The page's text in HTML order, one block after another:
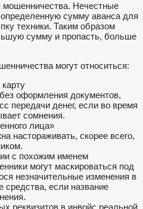
Нечестные
сумму аванса для
техники. Таким образом
сумму и пропасть, больше
могут относиться:
оформления документов,
передачи денег, если во время
сомнения.
лица»
настораживать, скорее всего,
с похожим именем
могут маскироваться под
незначительные изменения в
средства, если название